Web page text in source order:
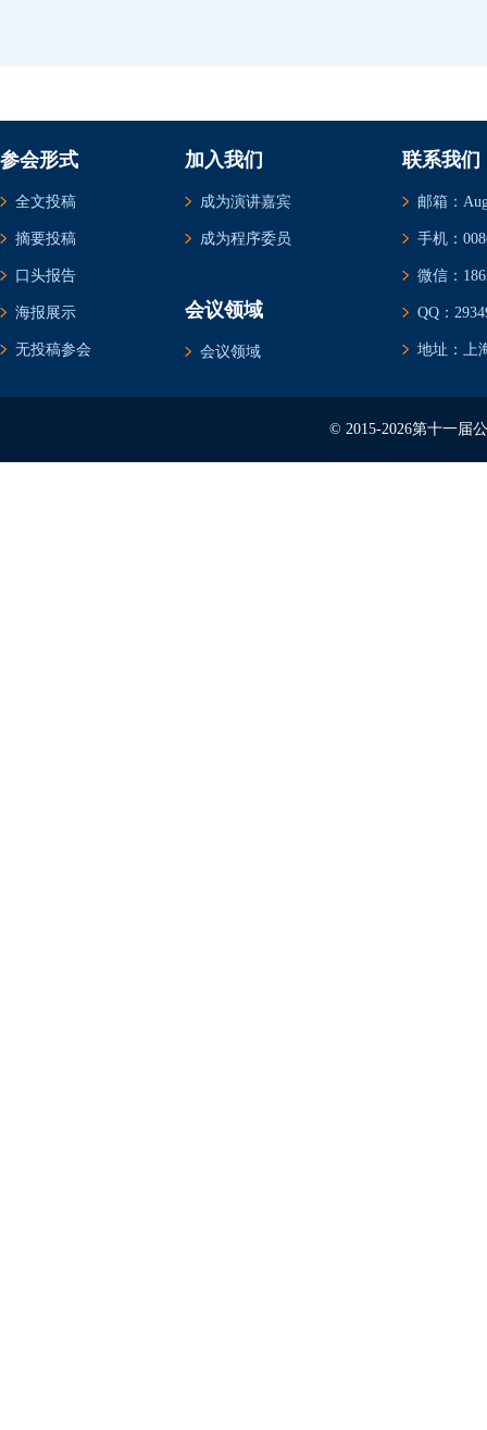
参会形式
全文投稿
摘要投稿
口头报告
海报展示
无投稿参会
加入我们
成为演讲嘉宾
成为程序委员
会议领域
会议领域
联系我们
邮箱：
手机：
微信：
QQ：
地址：上
© 2015-2026第十一届